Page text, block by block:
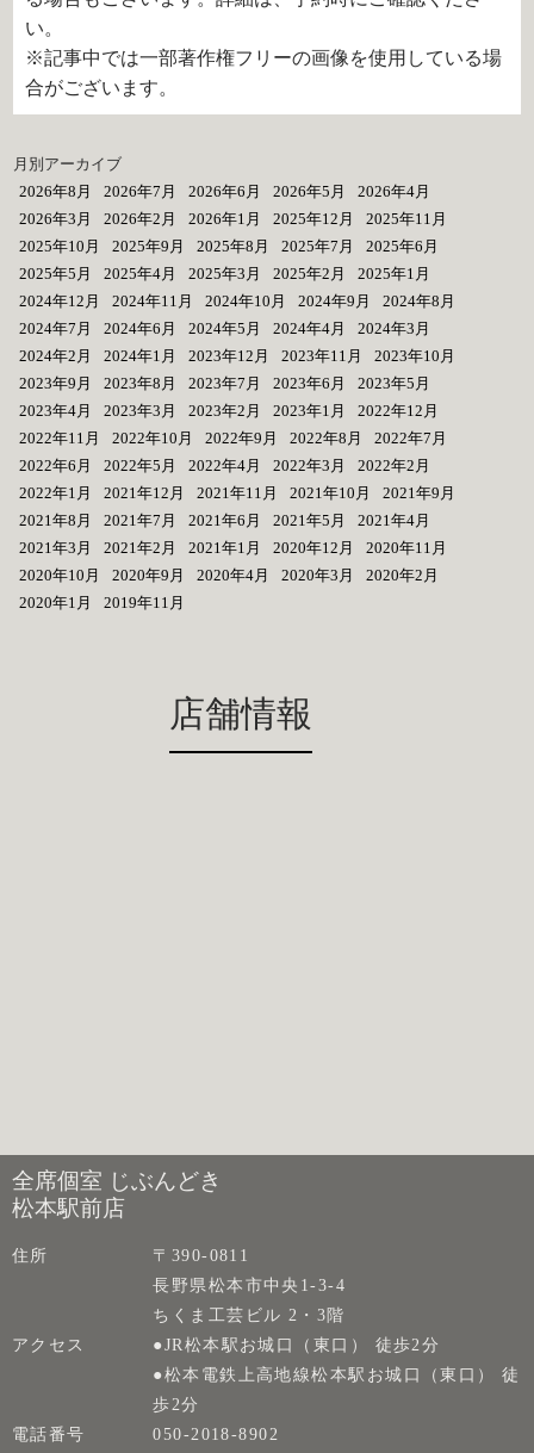
い。
※記事中では一部著作権フリーの画像を使用している場
合がございます。
月別アーカイブ
2026年8月
2026年7月 2026年6月 2026年5月
2026年4月
2026年3月
2026年2月 2026年1月 2025年12月
2025年11月
2025年10月
2025年9月 2025年8月 2025年7月
2025年6月
2025年5月
2025年4月 2025年3月 2025年2月
2025年1月
2024年12月
2024年11月 2024年10月 2024年9月
2024年8月
2024年7月
2024年6月 2024年5月 2024年4月
2024年3月
2024年2月
2024年1月 2023年12月 2023年11月
2023年10月
2023年9月
2023年8月 2023年7月 2023年6月
2023年5月
2023年4月
2023年3月 2023年2月 2023年1月
2022年12月
2022年11月
2022年10月 2022年9月 2022年8月
2022年7月
2022年6月
2022年5月 2022年4月 2022年3月
2022年2月
2022年1月
2021年12月 2021年11月 2021年10月
2021年9月
2021年8月
2021年7月 2021年6月 2021年5月
2021年4月
2021年3月
2021年2月 2021年1月 2020年12月
2020年11月
2020年10月
2020年9月 2020年4月 2020年3月
2020年2月
2020年1月
2019年11月
店舗情報
全席個室 じぶんどき
松本駅前店
住所
〒390-0811
長野県松本市中央1-3-4
ちくま工芸ビル 2・3階
アクセス
●JR松本駅お城口（東口） 徒歩2分
●松本電鉄上高地線松本駅お城口（東口） 徒
歩2分
電話番号
050-2018-8902